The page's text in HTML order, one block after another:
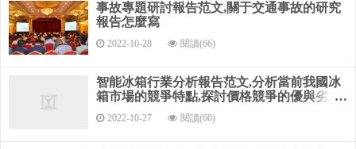
綱，復雜的公式推導，計算程序，各類統計表，統計圖等都可
以放在附錄中，有利于說明和理解調查報告，又可提供有用的
科學信息.
社會實踐報告的寫作規范 社會實踐是大學生全面素質提高
事故專題研討報告范文,關于交通事故的研究
報告怎麼寫
2022-10-28 閱讀(66)
智能冰箱行業分析報告范文,分析當前我國冰
箱市場的競爭特點,探討價格競爭的優與劣,并
對冰箱
2022-10-27 閱讀(60)